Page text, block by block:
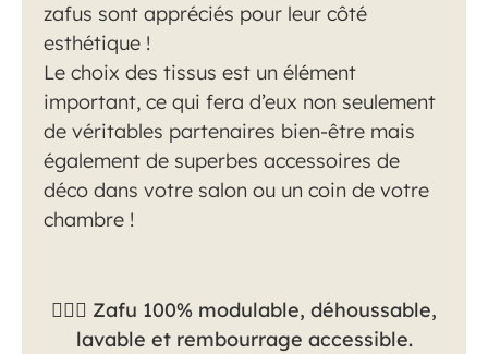
zafus sont appréciés pour leur côté
esthétique !
Le choix des tissus est un élément
important, ce qui fera d’eux non seulement
de véritables partenaires bien-être mais
également de superbes accessoires de
déco dans votre salon ou un coin de votre
chambre !
🧘🏻‍♀️ Zafu 100% modulable, déhoussable,
lavable et rembourrage accessible.